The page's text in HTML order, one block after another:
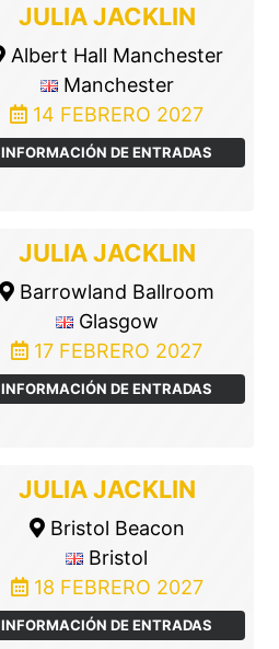
JULIA JACKLIN
Albert Hall Manchester
Manchester
14 FEBRERO 2027
INFORMACIÓN DE ENTRADAS
JULIA JACKLIN
Barrowland Ballroom
Glasgow
17 FEBRERO 2027
INFORMACIÓN DE ENTRADAS
JULIA JACKLIN
Bristol Beacon
Bristol
18 FEBRERO 2027
INFORMACIÓN DE ENTRADAS